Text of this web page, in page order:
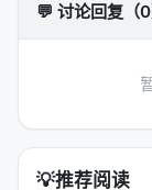
务串联或并联
：
💬 讨论回复（0
💡推荐阅读